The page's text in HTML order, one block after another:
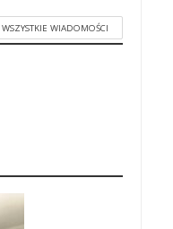
WSZYSTKIE WIADOMOŚCI